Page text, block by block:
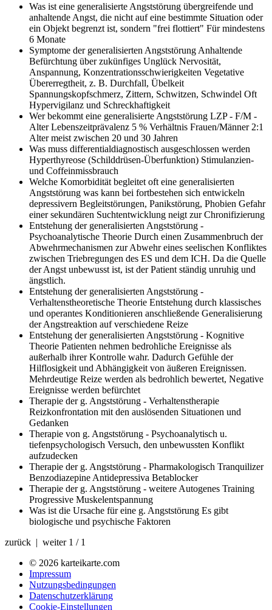
Was ist eine generalisierte Angststörung übergreifende und
anhaltende Angst, die nicht auf eine bestimmte Situation oder
ein Objekt begrenzt ist, sondern "frei flottiert" Für mindestens
6 Monate
Symptome der generalisierten Angststörung Anhaltende
Befürchtung über zukünfiges Unglück Nervosität,
Anspannung, Konzentrationsschwierigkeiten Vegetative
Übererregtheit, z. B. Durchfall, Übelkeit
Spannungskopfschmerz, Zittern, Schwitzen, Schwindel Oft
Hypervigilanz und Schreckhaftigkeit
Wer bekommt eine generalisierte Angststörung LZP - F/M -
AlterLebenszeitprävalenz 5 % Verhältnis Frauen/Männer 2:1
Alter meist zwischen 20 und 30 Jahren
Was muss differentialdiagnostisch ausgeschlossen werden
Hyperthyreose (Schilddrüsen-Überfunktion) Stimulanzien-
und Coffeinmissbrauch
Welche Komorbidität begleitet oft eine generalisierten
Angststörung was kann bei fortbestehen sich entwickeln
depressivern Begleitstörungen, Panikstörung, Phobien Gefahr
einer sekundären Suchtentwicklung neigt zur Chronifizierung
Entstehung der generalisierten Angststörung -
Psychoanalytische Theorie Durch einen Zusammenbruch der
Abwehrmechanismen zur Abwehr eines seelischen Konfliktes
zwischen Triebregungen des ES und dem ICH. Da die Quelle
der Angst unbewusst ist, ist der Patient ständig unruhig und
ängstlich.
Entstehung der generalisierten Angststörung -
Verhaltenstheoretische Theorie Entstehung durch klassisches
und operantes Konditionieren anschließende Generalisierung
der Angstreaktion auf verschiedene Reize
Entstehung der generalisierten Angststörung - Kognitive
Theorie Patienten nehmen bedrohliche Ereignisse als
außerhalb ihrer Kontrolle wahr. Dadurch Gefühle der
Hilflosigkeit und Abhängigkeit von äußeren Ereignissen.
Mehrdeutige Reize werden als bedrohlich bewertet, Negative
Ereignisse werden befürchtet
Therapie der g. Angststörung - Verhaltenstherapie
Reizkonfrontation mit den auslösenden Situationen und
Gedanken
Therapie von g. Angststörung - Psychoanalytisch u.
tiefenpsychologisch Versuch, den unbewussten Konflikt
aufzudecken
Therapie der g. Angststörung - Pharmakologisch Tranquilizer
Benzodiazepine Antidepressiva Betablocker
Therapie der g. Angststörung - weitere Autogenes Training
Progressive Muskelentspannung
Was ist die Ursache für eine g. Angststörung Es gibt
biologische und psychische Faktoren
zurück | weiter 1 / 1
© 2026 karteikarte.com
Impressum
Nutzungsbedingungen
Datenschutzerklärung
Cookie-Einstellungen